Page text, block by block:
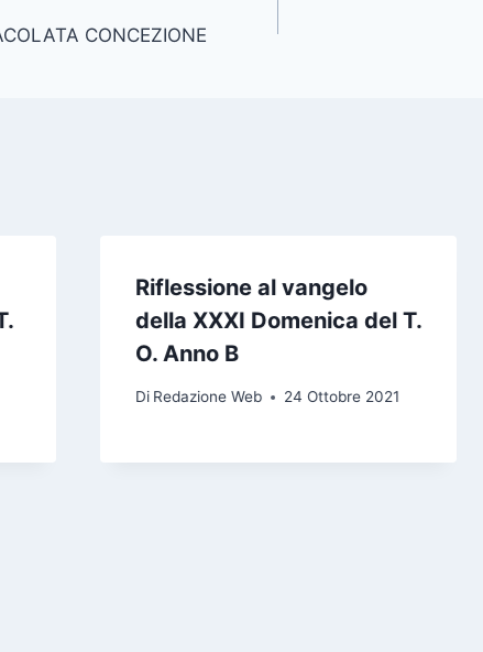
CONCEZIONE
Riflessione al vangelo
della XXXI Domenica del T.
O. Anno B
Di Redazione Web 24 Ottobre 2021